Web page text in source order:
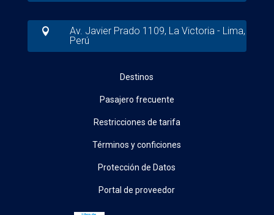

Av. Javier Prado 1109, La Victoria - Lima,
Perú
Destinos
Pasajero frecuente
Restricciones de tarifa
Términos y conficiones
Protección de Datos
Portal de proveedor